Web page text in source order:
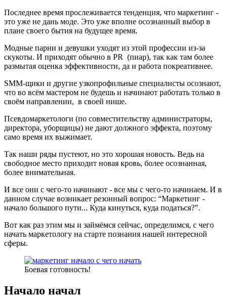
Последнее время прослеживается тенденция, что маркетинг -
это уже не дань моде. Это уже вполне осознанный выбор в
плане своего бытия на будущее время.
Модные парни и девушки уходят из этой профессии из-за
скукоты. И приходят обычно в PR (пиар), так как там более
размытая оценка эффективности, да и работа покреативнее.
SMM-щики и другие узкопрофильные специалисты осознают,
что во всём мастером не будешь и начинают работать только в
своём направлении, в своей нише.
Псевдомаркетологи (по совместительству администраторы,
директора, уборщицы) не дают должного эффекта, поэтому
само время их выжимает.
Так наши ряды пустеют, но это хорошая новость. Ведь на
свободное место приходит новая кровь, более осознанная,
более внимательная.
И все они с чего-то начинают - все мы с чего-то начинаем. И в
данном случае возникает резонный вопрос: “Маркетинг -
начало большого пути... Куда кинуться, куда податься?”.
Вот как раз этим мы и займёмся сейчас, определимся, с чего
начать маркетологу на старте познания нашей интересной
сферы.
Боевая готовность!
Начало начал